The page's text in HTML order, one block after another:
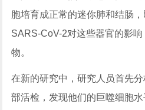
胞培育成正常的迷你肺和结肠
SARS-CoV-2对这些器官的影
物。
在新的研究中，研究人员首先
部活检，发现他们的巨噬细胞